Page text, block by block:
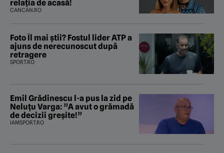
relația de acasă!
CANCAN.RO
Foto Îl mai știi? Fostul lider ATP a
ajuns de nerecunoscut după
retragere
SPORT.RO
Emil Grădinescu l-a pus la zid pe
Neluțu Varga: ”A avut o grămadă
de decizii greșite!”
IAMSPORT.RO